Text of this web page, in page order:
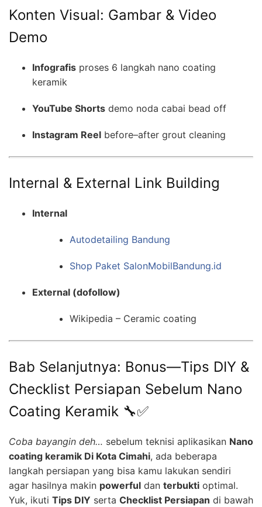
Konten Visual: Gambar & Video
Demo
Infografis proses 6 langkah nano coating
keramik
YouTube Shorts demo noda cabai bead off
Instagram Reel before–after grout cleaning
Internal & External Link Building
Internal
Autodetailing Bandung
Shop Paket SalonMobilBandung.id
External (dofollow)
Wikipedia – Ceramic coating
Bab Selanjutnya: Bonus—Tips DIY &
Checklist Persiapan Sebelum Nano
Coating Keramik 🔧✅
Coba bayangin deh… sebelum teknisi aplikasikan Nano
coating keramik Di Kota Cimahi, ada beberapa
langkah persiapan yang bisa kamu lakukan sendiri
agar hasilnya makin powerful dan terbukti optimal.
Yuk, ikuti Tips DIY serta Checklist Persiapan di bawah